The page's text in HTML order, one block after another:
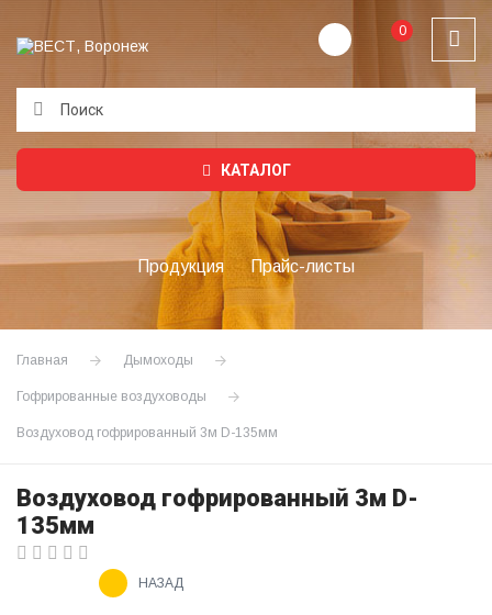
0
КАТАЛОГ
Продукция Прайс-листы
Главная Дымоходы
Гофрированные воздуховоды
Воздуховод гофрированный 3м D-135мм
Воздуховод гофрированный 3м D-
135мм
НАЗАД